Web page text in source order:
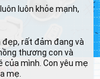
luôn khỏe mạnh,
đẹp, rất đảm đang và
thương con và
của mình. Con yêu mẹ
mẹ.